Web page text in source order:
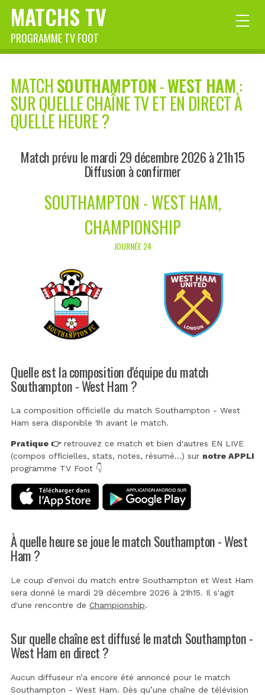
MATCHS TV
PROGRAMME TV FOOT
MATCHSOUTHAMPTON-WEST HAM :
SUR QUELLE CHAÎNE TV ET EN DIRECT À
QUELLE HEURE ?
Match prévu le mardi 29 décembre 2026 à 21h15
Diffusion à confirmer
SOUTHAMPTON - WEST HAM,
CHAMPIONSHIP
JOURNÉE 24
Quelle est la composition d'équipe du match
Southampton - West Ham ?
La composition officielle du match Southampton - West
Ham sera disponible 1h avant le match.
Pratique 👉retrouvez ce match et bien d'autres EN LIVE
(compos officielles, stats, notes, résumé...) sur notre APPLI
programme TV Foot 👇
À quelle heure se joue le match Southampton - West
Ham ?
Le coup d'envoi du match entre Southampton et West Ham
sera donné le mardi 29 décembre 2026 à 21h15. Il s'agit
d'une rencontre de Championship.
Sur quelle chaîne est diffusé le match Southampton -
West Ham en direct ?
Aucun diffuseur n’a encore été annoncé pour le match
Southampton - West Ham. Dès qu’une chaîne de télévision